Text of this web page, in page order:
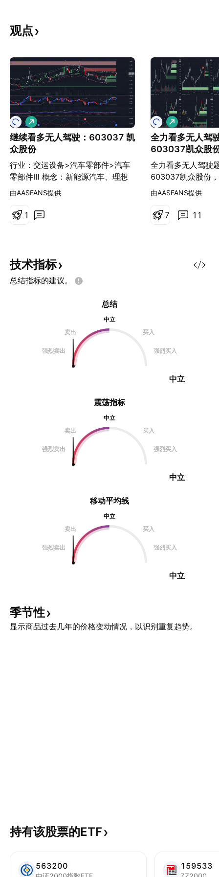
观点
继续看多无人驾驶：603037 凯
众股份
行业：交运设备>汽车零部件>汽车
零部件Ⅲ 概念：新能源汽车、理想
汽车概念、比亚迪概念、无人驾驶、
车、高股息精选 中央空管委即将在
系统减震元件和操控系统踏板总成产
品，其中减震元件中的缓冲块国内市
占率第二，通过了小米汽车的缓冲块
汽车主要合作伙伴赛力斯、江淮、和
奇瑞的核心供应商，为赛力斯供货全
系的聚氨酯缓冲块产品，为江淮和奇
瑞供货大部分聚氨酯缓冲块和轻量化
踏板产品； 3、公司减振产品和制动
产品可开发并用于飞行汽车 1.2023
做
多
由AASFANS提供
1
全力看多无人驾
603037凯众股
全力看多无人驾驶
603037凯众股份
人各种指标全部看
做
多
由AASFANS提供
11
7
技术指标
总结指标的建议。
震荡指标
中立
卖出
买入
强烈卖出 强烈买入
中立
总结
中立
卖出
买入
强烈卖出 强烈买入
中立
移动平均线
中立
卖出
买入
强烈卖出 强烈买入
中立
季节性
显示商品过去几年的价格变动情况，以识别重复趋势。
持有该股票的ETF
563200 159533